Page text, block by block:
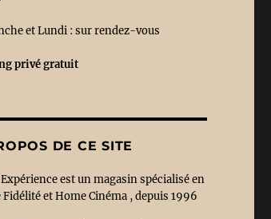
et Lundi : sur rendez-vous
privégratuit
DE CE SITE
est un magasin spécialisé en
Fidélité et Home Cinéma , depuis 1996